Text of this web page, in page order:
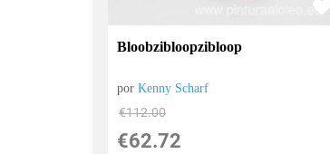
Bloobzibloopzibloop
porKenny Scharf
€112.00
€62.72